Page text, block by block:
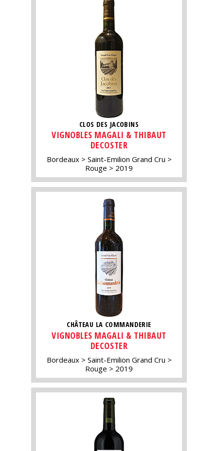
CLOS DES JACOBINS
VIGNOBLES MAGALI & THIBAUT
DECOSTER
Bordeaux
Saint-Emilion Grand Cru
Rouge
2019
CHÂTEAU LA COMMANDERIE
VIGNOBLES MAGALI & THIBAUT
DECOSTER
Bordeaux
Saint-Emilion Grand Cru
Rouge
2019